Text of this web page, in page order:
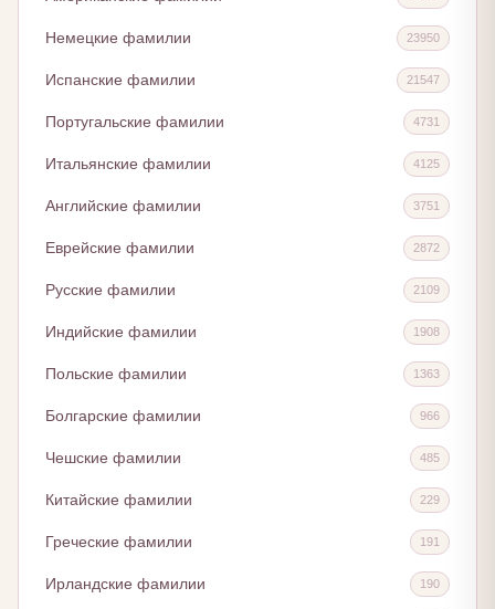
Немецкие фамилии 23950
Испанские фамилии 21547
Португальские фамилии 4731
Итальянские фамилии 4125
Английские фамилии 3751
Еврейские фамилии 2872
Русские фамилии 2109
Индийские фамилии 1908
Польские фамилии 1363
Болгарские фамилии 966
Чешские фамилии 485
Китайские фамилии 229
Греческие фамилии 191
Ирландские фамилии 190